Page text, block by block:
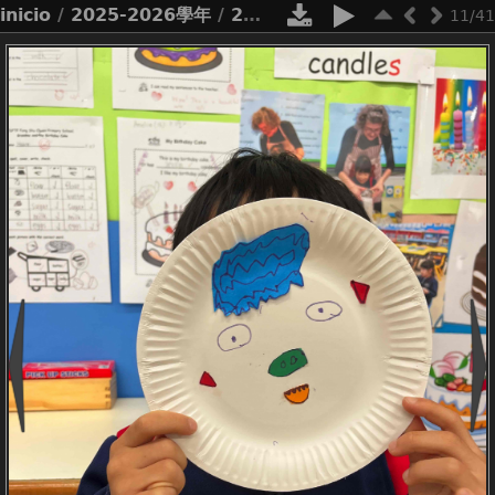
11/41
inicio / 2025-2026學年 / 2526_net lessons p1 paper plate masks